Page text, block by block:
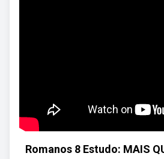
Romanos 8 Estudo: MAIS